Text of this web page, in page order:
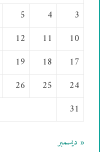
3
4
5
10
11
12
17
18
19
24
25
26
31
« ديسمبر